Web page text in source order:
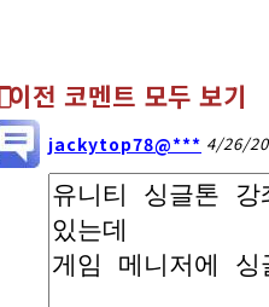
이전 코멘트 모두 보기
jackytop78@*** 4/26/